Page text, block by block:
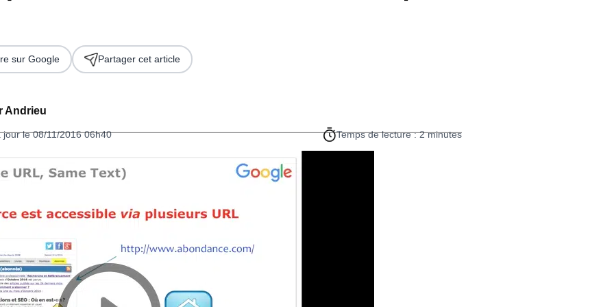
Andrieu
jour le 08/11/2016 06h40 Temps de lecture : 2 minutes
sur Google Partager cet article